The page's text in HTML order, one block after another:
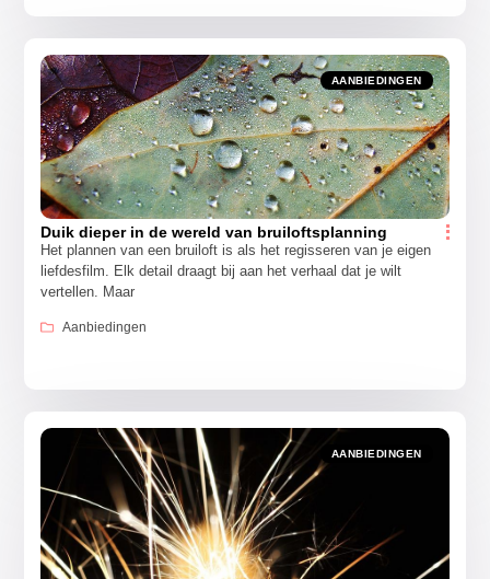
AANBIEDINGEN
Duik dieper in de wereld van bruiloftsplanning
Het plannen van een bruiloft is als het regisseren van je eigen
liefdesfilm. Elk detail draagt bij aan het verhaal dat je wilt
vertellen. Maar
Aanbiedingen
AANBIEDINGEN